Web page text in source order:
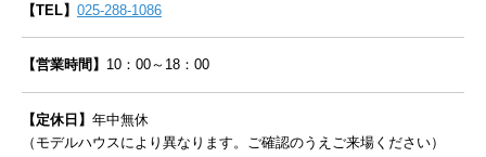
【TEL】 025-288-1086
【営業時間】 10：00～18：00
【定休日】 年中無休
（モデルハウスにより異なります。ご確認のうえご来場ください）